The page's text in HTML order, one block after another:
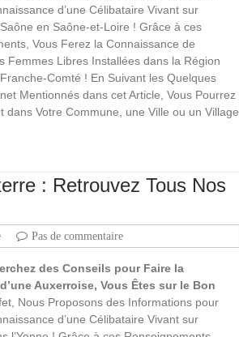
d’une Célibataire Vivant sur
en Saône-et-Loire ! Grâce à ces
Vous Ferez la Connaissance de
Femmes Libres Installées dans la Région
Comté ! En Suivant les Quelques
Mentionnés dans cet Article, Vous Pourrez
Votre Commune, une Ville ou un Village
: Retrouvez Tous Nos
Pas de commentaire
des Conseils pour Faire la
Auxerroise, Vous Êtes sur le Bon
Nous Proposons des Informations pour
d’une Célibataire Vivant sur